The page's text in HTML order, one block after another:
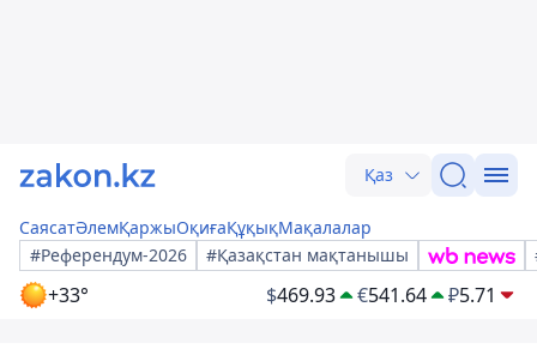
Қаз
СаясатӘлемҚаржыОқиғаҚұқықМақалалар
#Референдум-2026
#Қазақстан мақтанышы
+33° $469.93 €541.64 ₽5.71